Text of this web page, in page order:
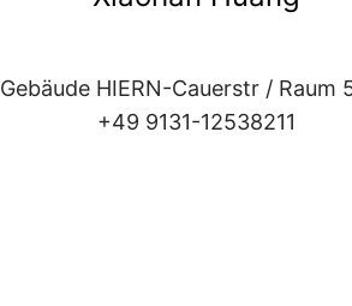
Gebäude HIERN-Cauerstr / Raum
+49 9131-12538211